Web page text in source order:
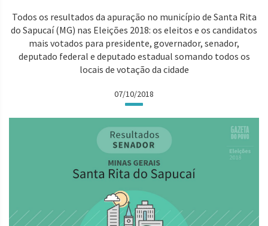
Todos os resultados da apuração no município de Santa Rita
do Sapucaí (MG) nas Eleições 2018: os eleitos e os candidatos
mais votados para presidente, governador, senador,
deputado federal e deputado estadual somando todos os
locais de votação da cidade
07/10/2018